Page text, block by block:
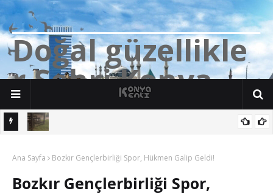
Doğalgüzellikle
rŞehriKonya
Ana Sayfa Bozkır Gençlerbirliği Spor, Hükmen Galip Geldi!
Bozkır Gençlerbirliği Spor,